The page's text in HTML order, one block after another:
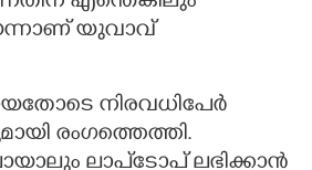
യുവാവ്
നിരവധിപേർ
രംഗത്തെത്തി.
ലാപ്‌ടോപ് ലഭിക്കാൻ